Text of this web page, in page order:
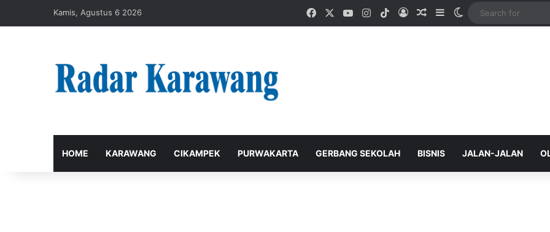
Kamis, Agustus 6 2026 FacebookYouTubeInstagram
TikTokLog InRandom Article
SidebarSwitch skin
HOME KARAWANG CIKAMPEK PURWAKARTA GERBANG SEKOLAH BISNIS JALAN-JALAN